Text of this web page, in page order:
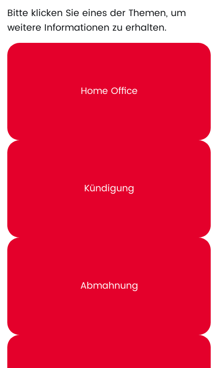
Bitte klicken Sie eines der Themen, um
weitere Informationen zu erhalten.
Home Office
Kündigung
Abmahnung